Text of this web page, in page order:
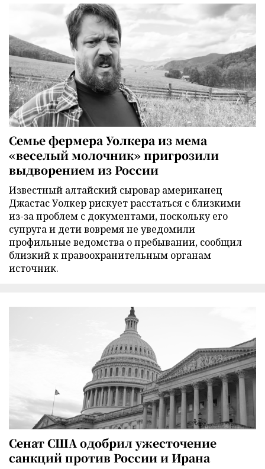
Семье фермера Уолкера из мема
«веселый молочник» пригрозили
выдворением из России
Известный алтайский сыровар американец
Джастас Уолкер рискует расстаться с близкими
из-за проблем с документами, поскольку его
супруга и дети вовремя не уведомили
профильные ведомства о пребывании, сообщил
близкий к правоохранительным органам
источник.
Сенат США одобрил ужесточение
санкций против России и Ирана